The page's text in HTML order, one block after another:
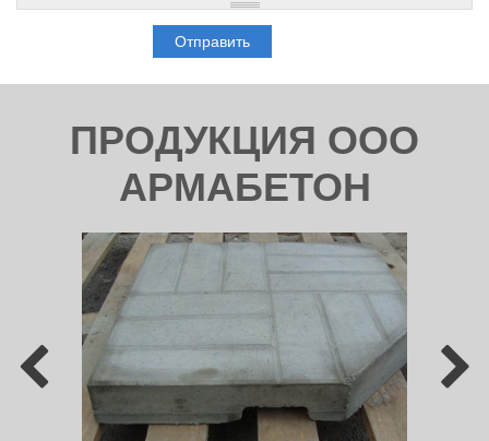
ПРОДУКЦИЯ ООО
АРМАБЕТОН